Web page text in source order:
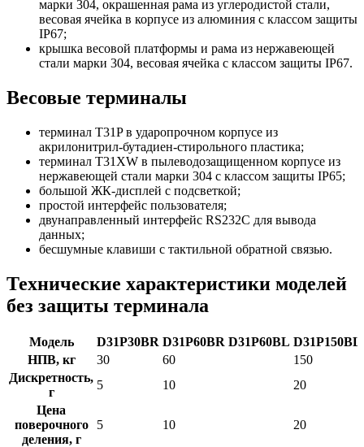
марки 304, окрашенная рама из углеродистой стали,
весовая ячейка в корпусе из алюминия с классом защиты
IP67;
крышка весовой платформы и рама из нержавеющей
стали марки 304, весовая ячейка с классом защиты IP67.
Весовые терминалы
терминал T31P в ударопрочном корпусе из
акрилонитрил-бутадиен-стирольного пластика;
терминал T31XW в пылеводозащищенном корпусе из
нержавеющей стали марки 304 с классом защиты IP65;
большой ЖК-дисплей с подсветкой;
простой интерфейс пользователя;
двунаправленный интерфейс RS232C для вывода
данных;
бесшумные клавиши с тактильной обратной связью.
Технические характеристики моделей
без защиты терминала
Модель D31P30BR D31P60BR D31P60BL D31P150BL
НПВ, кг
30 60
150
Дискретность,
г
5 10
20
Цена
поверочного
деления, г
5 10 20